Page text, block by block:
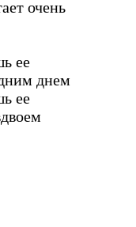
очень
ее
днем
ее